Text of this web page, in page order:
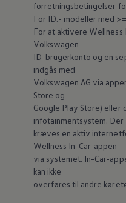
forretningsbetingelser
For ID.- modeller med
For at aktivere Wellness
Volkswagen
ID-brugerkonto og en
indgås med
Volkswagen AG via
Store og
Google Play Store) eller
infotainmentsystem. Der
kræves en aktiv
Wellness In-Car-appen
via systemet. In-Car-
kan ikke
overføres til andre